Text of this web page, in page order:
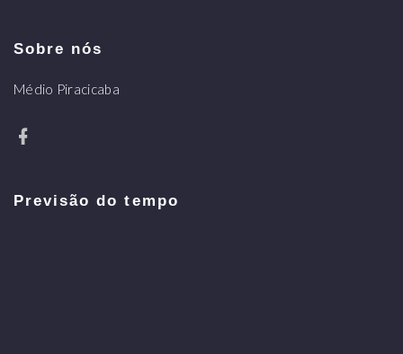
Sobre nós
Médio Piracicaba
Previsão do tempo